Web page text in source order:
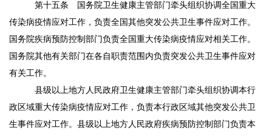
第十五条 国务院卫生健康主管部门牵头组织协调全国重大
传染病疫情应对工作，负责全国其他突发公共卫生事件应对工作。
国务院疾病预防控制部门负责全国重大传染病疫情应对相关工作。
国务院其他有关部门在各自职责范围内负责突发公共卫生事件应对
有关工作。
县级以上地方人民政府卫生健康主管部门牵头组织协调本行
政区域重大传染病疫情应对工作，负责本行政区域其他突发公共卫
生事件应对工作。县级以上地方人民政府疾病预防控制部门负责本